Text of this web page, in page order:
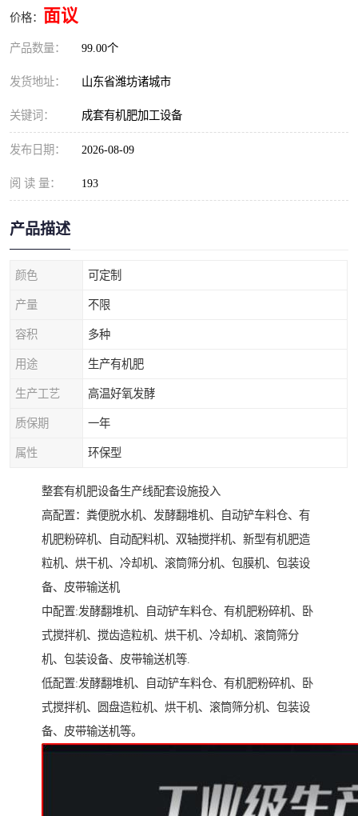
价格： 面议
产品数量： 99.00个
发货地址： 山东省潍坊诸城市
关键词： 成套有机肥加工设备
发布日期： 2026-08-09
阅 读 量： 193
产品描述
颜色 可定制
产量 不限
容积 多种
用途 生产有机肥
生产工艺 高温好氧发酵
质保期 一年
属性 环保型
整套有机肥设备生产线配套设施投入
高配置：粪便脱水机、发酵翻堆机、自动铲车料仓、有
机肥粉碎机、自动配料机、双轴搅拌机、新型有机肥造
粒机、烘干机、冷却机、滚筒筛分机、包膜机、包装设
备、皮带输送机
中配置:发酵翻堆机、自动铲车料仓、有机肥粉碎机、卧
式搅拌机、搅齿造粒机、烘干机、冷却机、滚筒筛分
机、包装设备、皮带输送机等.
低配置:发酵翻堆机、自动铲车料仓、有机肥粉碎机、卧
式搅拌机、圆盘造粒机、烘干机、滚筒筛分机、包装设
备、皮带输送机等。